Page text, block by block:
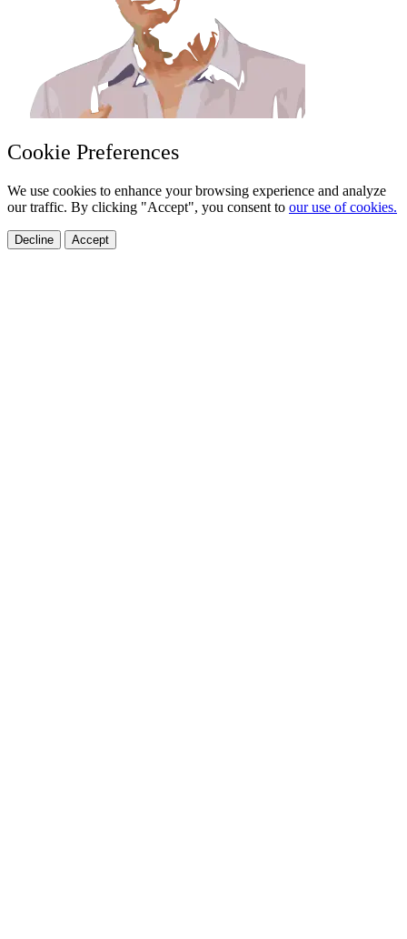
Cookie Preferences
We use cookies to enhance your browsing experience and analyze
our traffic. By clicking "Accept", you consent to our use of cookies.
Decline Accept